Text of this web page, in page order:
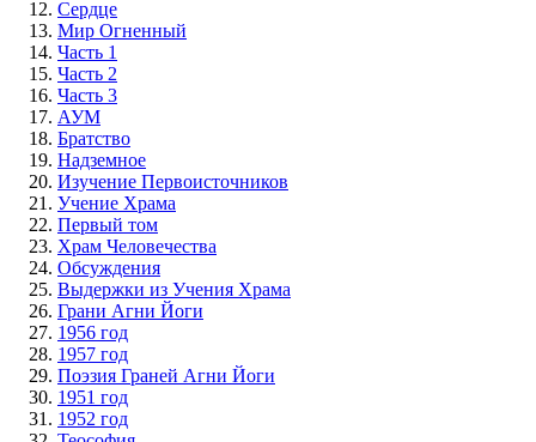
Сердце
Мир Огненный
Часть 1
Часть 2
Часть 3
АУМ
Братство
Надземное
Изучение Первоисточников
Учение Храма
Первый том
Храм Человечества
Обсуждения
Выдержки из Учения Храма
Грани Агни Йоги
1956 год
1957 год
Поэзия Граней Агни Йоги
1951 год
1952 год